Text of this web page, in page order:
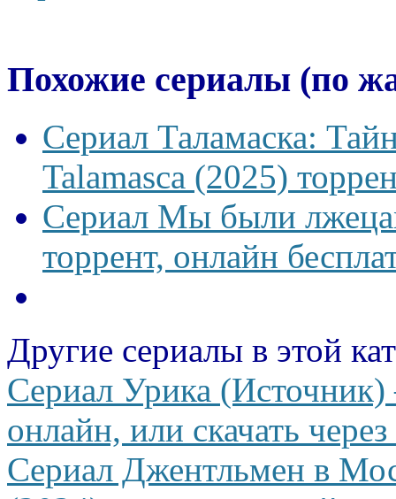
Похожие сериалы (по
Сериал Таламаска:
Talamasca (2025)
Сериал Мы были
торрент, онлайн
Другие сериалы в этой
Сериал Урика
онлайн, или скачать
Сериал Джентльмен в